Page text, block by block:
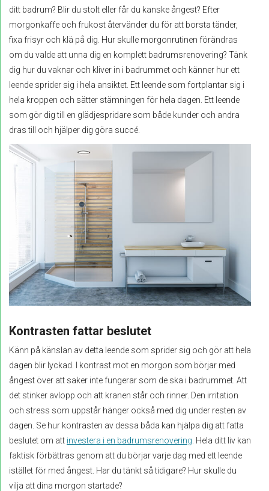
ditt badrum? Blir du stolt eller får du kanske ångest? Efter
morgonkaffe och frukost återvänder du för att borsta tänder,
fixa frisyr och klä på dig. Hur skulle morgonrutinen förändras
om du valde att unna dig en komplett badrumsrenovering? Tänk
dig hur du vaknar och kliver in i badrummet och känner hur ett
leende sprider sig i hela ansiktet. Ett leende som fortplantar sig i
hela kroppen och sätter stämningen för hela dagen. Ett leende
som gör dig till en glädjespridare som både kunder och andra
dras till och hjälper dig göra succé.
Kontrasten fattar beslutet
Känn på känslan av detta leende som sprider sig och gör att hela
dagen blir lyckad. I kontrast mot en morgon som börjar med
ångest över att saker inte fungerar som de ska i badrummet. Att
det stinker avlopp och att kranen står och rinner. Den irritation
och stress som uppstår hänger också med dig under resten av
dagen. Se hur kontrasten av dessa båda kan hjälpa dig att fatta
beslutet om att investera i en badrumsrenovering . Hela ditt liv kan
faktisk förbättras genom att du börjar varje dag med ett leende
istället för med ångest. Har du tänkt så tidigare? Hur skulle du
vilja att dina morgon startade?